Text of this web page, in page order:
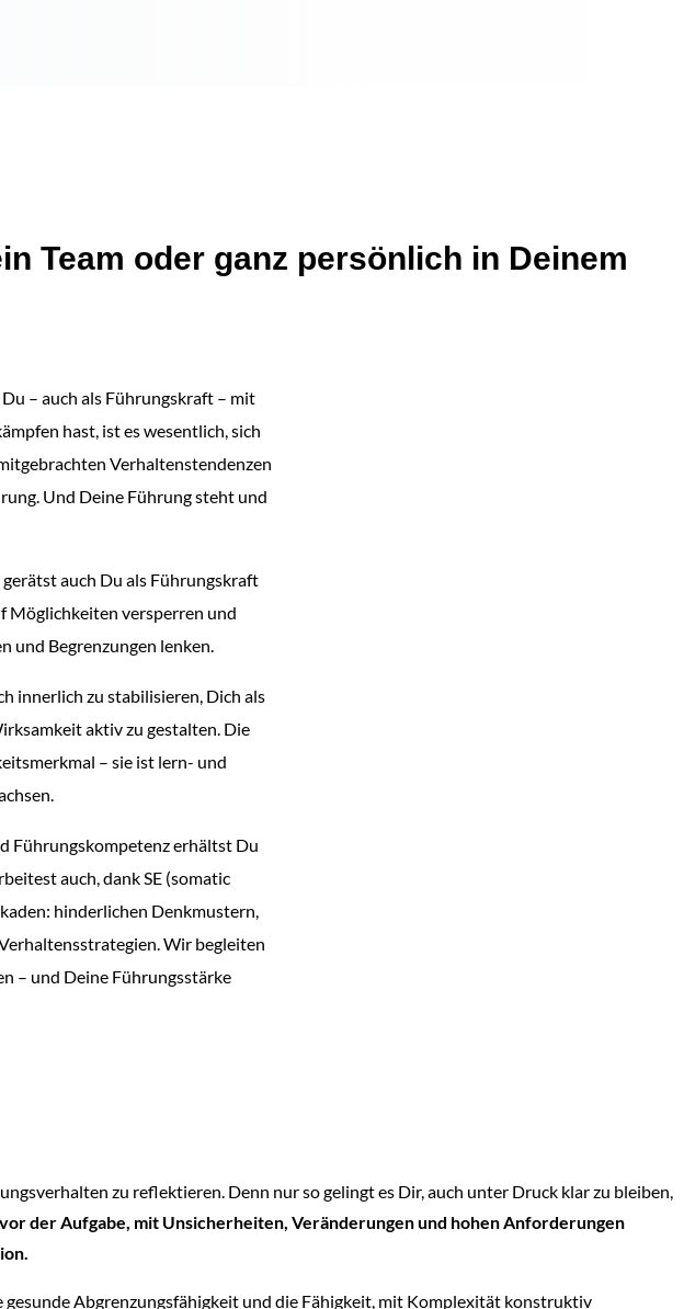
Team oder ganz persönlich in Deinem
– auch als Führungskraft – mit
hast, ist es wesentlich, sich
Verhaltenstendenzen
Und Deine Führung steht und
auch Du als Führungskraft
Möglichkeiten versperren und
und Begrenzungen lenken.
innerlich zu stabilisieren, Dich als
aktiv zu gestalten. Die
– sie ist lern- und
Führungskompetenz erhältst Du
auch, dank SE (somatic
hinderlichen Denkmustern,
Wir begleiten
– und Deine Führungsstärke
zu reflektieren. Denn nur so gelingt es Dir, auch unter Druck klar zu bleiben,
der Aufgabe, mit Unsicherheiten, Veränderungen und hohen Anforderungen
Abgrenzungsfähigkeit und die Fähigkeit, mit Komplexität konstruktiv